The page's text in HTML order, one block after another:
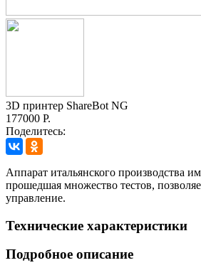
3D принтер ShareBot NG
177000 Р.
Поделитесь:
Аппарат итальянского производства
прошедшая множество тестов,
управление.
Технические характеристики
Подробное описание